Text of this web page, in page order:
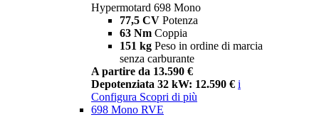
Hypermotard 698 Mono
77,5 CV Potenza
63 Nm Coppia
151 kg Peso in ordine di marcia
senza carburante
A partire da 13.590 €
Depotenziata 32 kW: 12.590 € i
Configura Scopri di più
698 Mono RVE